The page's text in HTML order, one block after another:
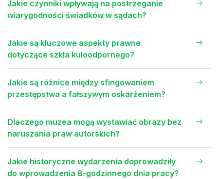
Jakie czynniki wpływają na postrzeganie
wiarygodności świadków w sądach?
Jakie są kluczowe aspekty prawne
dotyczące szkła kuloodpornego?
Jakie są różnice między sfingowaniem
przestępstwa a fałszywym oskarżeniem?
Dlaczego muzea mogą wystawiać obrazy bez
naruszania praw autorskich?
Jakie historyczne wydarzenia doprowadziły
do wprowadzenia 8-godzinnego dnia pracy?